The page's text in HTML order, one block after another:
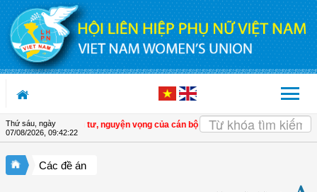
Truy cập nội dung luôn
Thứ sáu, ngày
07/08/2026, 09:42:23
lắng nghe tâm tư, nguyện vọng của cán bộ Hội ở cơ sở | Đồng Tháp: Tập
Các đề án